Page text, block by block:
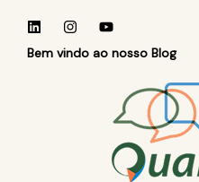
Bem vindo ao nosso Blog